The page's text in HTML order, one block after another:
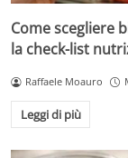
Come scegliere
la check-list
Raffaele Moauro
Leggi di più